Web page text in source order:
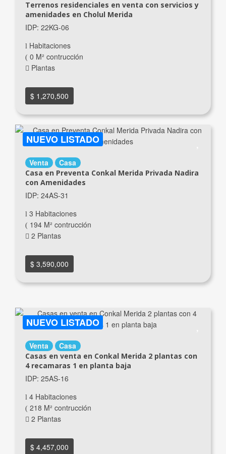
Terrenos residenciales en venta con servicios y
amenidades en Cholul Merida
IDP: 22KG-06
Habitaciones
0 M² contrucción
Plantas
$ 1,270,500
NUEVO LISTADO
Venta Casa
Casa en Preventa Conkal Merida Privada Nadira
con Amenidades
IDP: 24AS-31
3 Habitaciones
194 M² contrucción
2 Plantas
$ 3,590,000
NUEVO LISTADO
Venta Casa
Casas en venta en Conkal Merida 2 plantas con
4 recamaras 1 en planta baja
IDP: 25AS-16
4 Habitaciones
218 M² contrucción
2 Plantas
$ 4,457,000